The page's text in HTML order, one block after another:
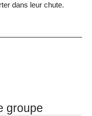
dans leur chute.
groupe